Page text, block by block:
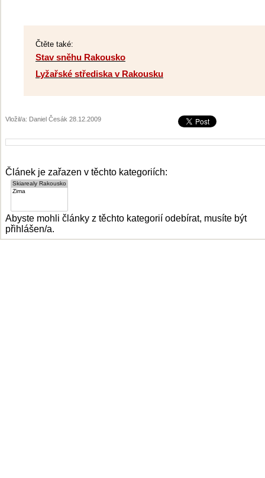
Čtěte také:
Stav sněhu Rakousko
Lyžařské střediska v Rakousku
Vložil/a: Daniel Česák 28.12.2009
Článek je zařazen v těchto kategoriích:
Abyste mohli články z těchto kategorií odebírat, musíte být
přihlášen/a.